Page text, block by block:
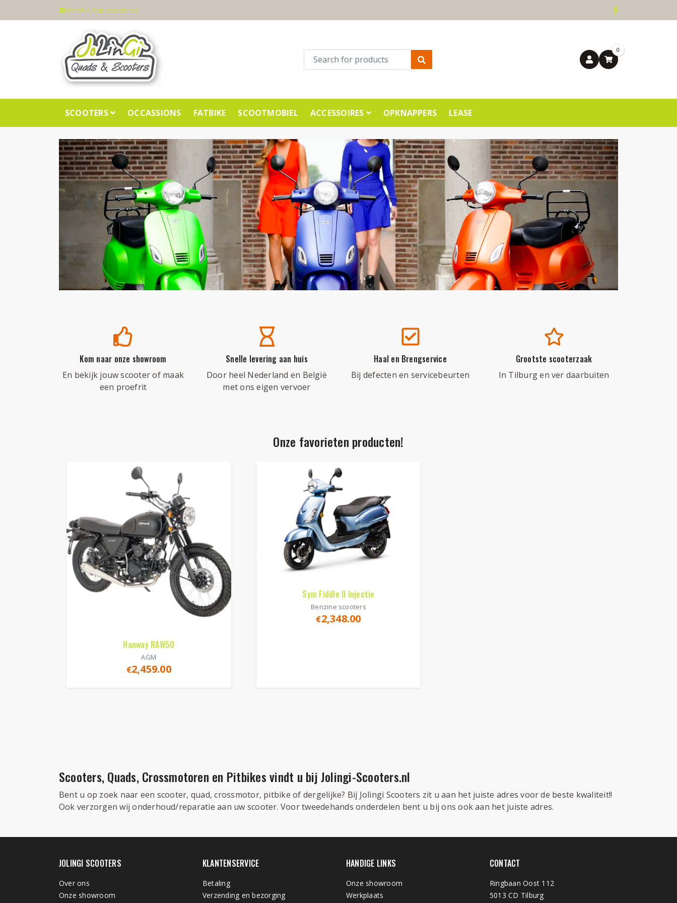
info@jolingi-scooters.nl
0
SCOOTERS OCCASSIONS FATBIKE SCOOTMOBIEL ACCESSOIRES OPKNAPPERS LEASE
Kom naar onze showroom
En bekijk jouw scooter of maak
een proefrit
Snelle levering aan huis
Door heel Nederland en België
met ons eigen vervoer
Haal en Brengservice
Bij defecten en servicebeurten
Grootste scooterzaak
In Tilburg en ver daarbuiten
Onze favorieten producten!
Hanway RAW50
AGM
€2,459.00
Sym Fiddle II Injectie
Benzine scooters
€2,348.00
Scooters, Quads, Crossmotoren en Pitbikes vindt u bij Jolingi-Scooters.nl
Bent u op zoek naar een scooter, quad, crossmotor, pitbike of dergelijke? Bij Jolingi Scooters zit u aan het juiste adres voor de beste kwaliteit!!
Ook verzorgen wij onderhoud/reparatie aan uw scooter. Voor tweedehands onderdelen bent u bij ons ook aan het juiste adres.
JOLINGI SCOOTERS
Over ons
Onze showroom
KLANTENSERVICE
Betaling
Verzending en bezorging
HANDIGE LINKS
Onze showroom
Werkplaats
CONTACT
Ringbaan Oost 112
5013 CD Tilburg